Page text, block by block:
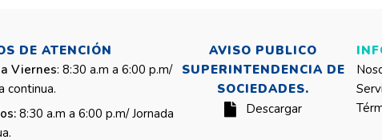
DE ATENCIÓN
Viernes: 8:30 a.m a 6:00 p.m/
continua.
8:30 a.m a 6:00 p.m/ Jornada
AVISO PUBLICO
SUPERINTENDENCIA DE
SOCIEDADES.
Descargar